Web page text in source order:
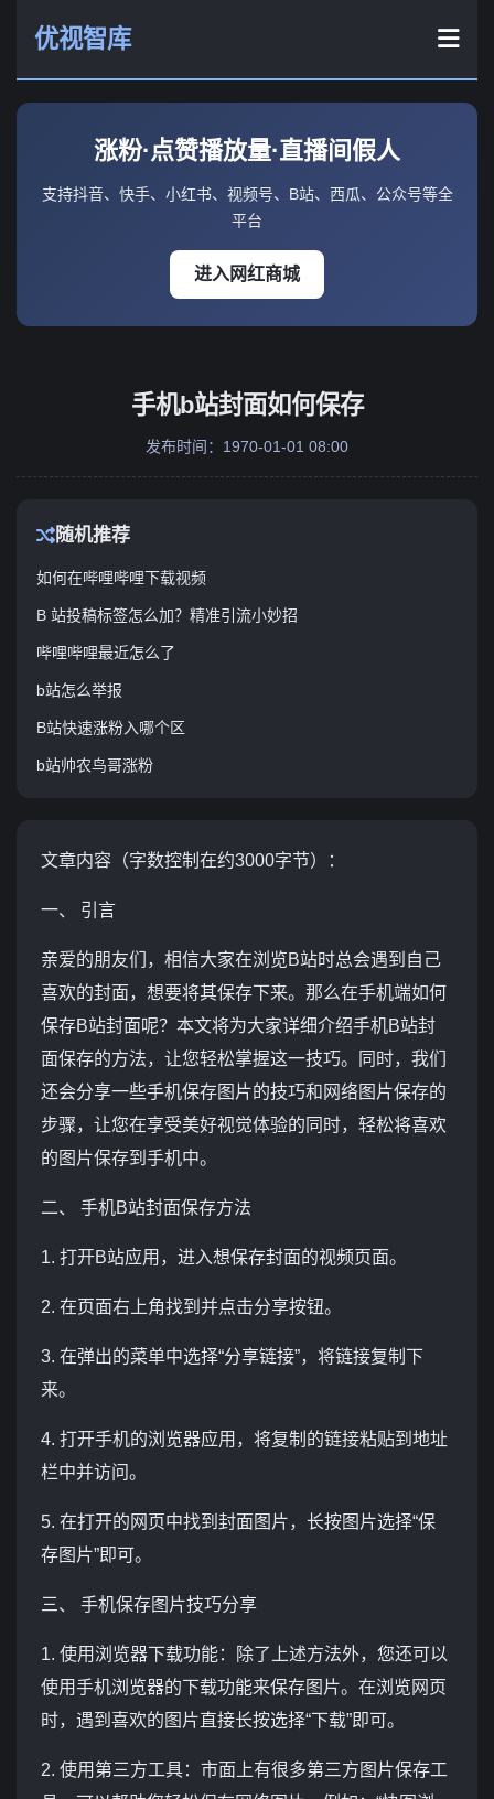
优视智库
涨粉·点赞播放量·直播间假人
支持抖音、快手、小红书、视频号、B站、西瓜、公众号等全
平台
进入网红商城
手机b站封面如何保存
发布时间：1970-01-01 08:00
随机推荐
如何在哔哩哔哩下载视频
B 站投稿标签怎么加？精准引流小妙招
哔哩哔哩最近怎么了
b站怎么举报
B站快速涨粉入哪个区
b站帅农鸟哥涨粉
文章内容（字数控制在约3000字节）：
一、 引言
亲爱的朋友们，相信大家在浏览B站时总会遇到自己
喜欢的封面，想要将其保存下来。那么在手机端如何
保存B站封面呢？本文将为大家详细介绍手机B站封
面保存的方法，让您轻松掌握这一技巧。同时，我们
还会分享一些手机保存图片的技巧和网络图片保存的
步骤，让您在享受美好视觉体验的同时，轻松将喜欢
的图片保存到手机中。
二、 手机B站封面保存方法
1. 打开B站应用，进入想保存封面的视频页面。
2. 在页面右上角找到并点击分享按钮。
3. 在弹出的菜单中选择“分享链接”，将链接复制下
来。
4. 打开手机的浏览器应用，将复制的链接粘贴到地址
栏中并访问。
5. 在打开的网页中找到封面图片，长按图片选择“保
存图片”即可。
三、 手机保存图片技巧分享
1. 使用浏览器下载功能：除了上述方法外，您还可以
使用手机浏览器的下载功能来保存图片。在浏览网页
时，遇到喜欢的图片直接长按选择“下载”即可。
2. 使用第三方工具：市面上有很多第三方图片保存工